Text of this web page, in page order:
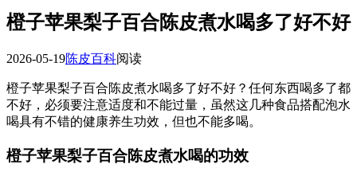
橙子苹果梨子百合陈皮煮水喝多了好不好
2026-05-19陈皮百科阅读
橙子苹果梨子百合陈皮煮水喝多了好不好？任何东西喝多了都
不好，必须要注意适度和不能过量，虽然这几种食品搭配泡水
喝具有不错的健康养生功效，但也不能多喝。
橙子苹果梨子百合陈皮煮水喝的功效